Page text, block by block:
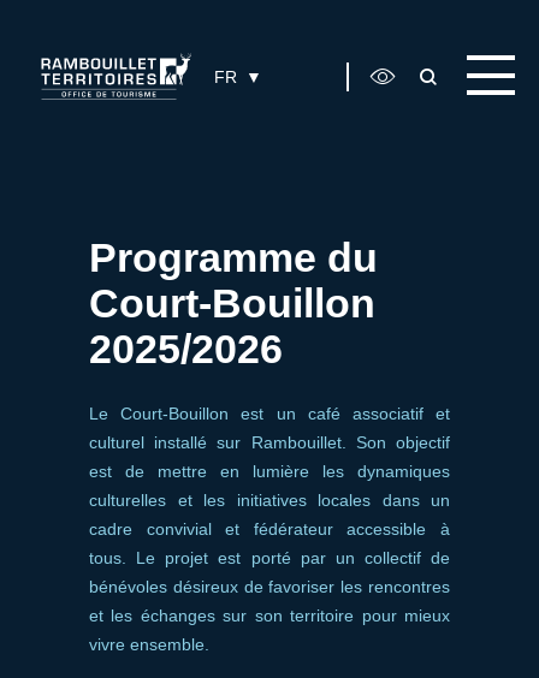
FR
Programme du
Court-Bouillon
2025/2026
Le Court-Bouillon est un café associatif et
culturel installé sur Rambouillet. Son objectif
est de mettre en lumière les dynamiques
culturelles et les initiatives locales dans un
cadre convivial et fédérateur accessible à
tous. Le projet est porté par un collectif de
bénévoles désireux de favoriser les rencontres
et les échanges sur son territoire pour mieux
vivre ensemble.